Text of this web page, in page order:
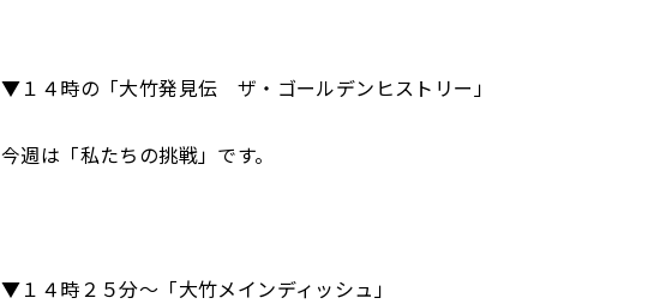
▼１４時の「大竹発見伝 ザ・ゴールデンヒストリー」
今週は「私たちの挑戦」です。
▼１４時２５分～「大竹メインディッシュ」